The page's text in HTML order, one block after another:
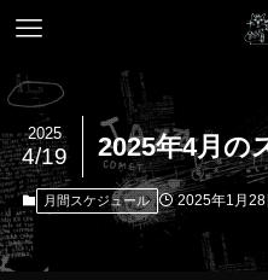
2025年4月の
2025
4/19
月間スケジュール 2025年1月28